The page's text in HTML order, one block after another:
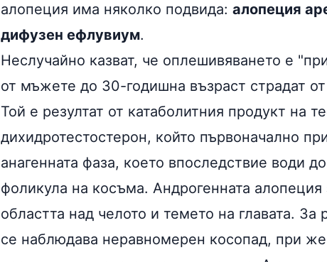
алопеция има няколко подвида: алопеция
дифузен ефлувиум.
Неслучайно казват, че оплешивяването е
от мъжете до 30-годишна възраст страдат от
Той е резултат от катаболитния продукт на
дихидротестостерон, който първоначално
анагенната фаза, което впоследствие води
фоликула на косъма. Андрогенната алопеция
областта над челото и темето на главата.
се наблюдава неравномерен косопад, при